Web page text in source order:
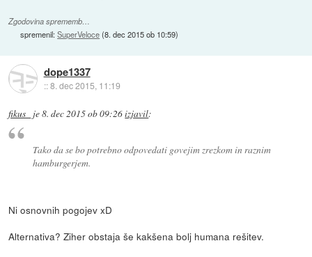
Zgodovina sprememb…
spremenil:SuperVeloce(8. dec 2015 ob 10:59)
dope1337
::8. dec 2015, 11:19
fikus_ je8. dec 2015 ob 09:26izjavil:
Tako da se bo potrebno odpovedati govejim zrezkom in raznim
hamburgerjem.
Ni osnovnih pogojev xD
Alternativa? Ziher obstaja še kakšena bolj humana rešitev.